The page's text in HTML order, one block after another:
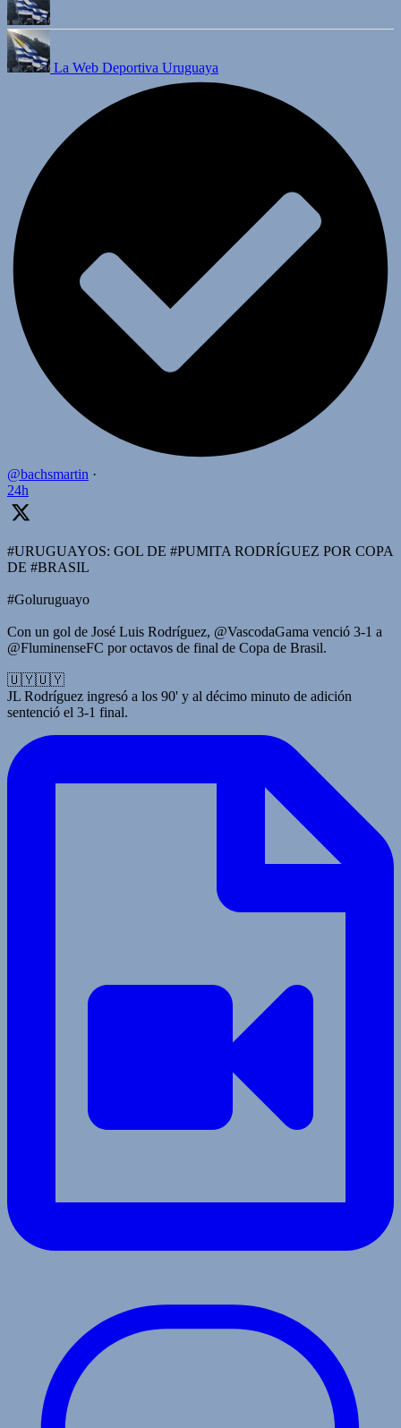
La Web Deportiva Uruguaya
@bachsmartin ·
24h
#URUGUAYOS: GOL DE #PUMITA RODRÍGUEZ POR COPA
DE #BRASIL
#Goluruguayo
Con un gol de José Luis Rodríguez, @VascodaGama venció 3-1 a
@FluminenseFC por octavos de final de Copa de Brasil.
🇺🇾🇺🇾
JL Rodríguez ingresó a los 90' y al décimo minuto de adición
sentenció el 3-1 final.